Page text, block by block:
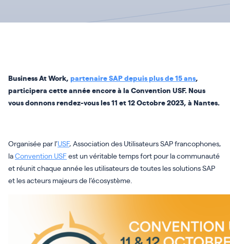
Business At Work, partenaire SAP depuis plus de 15 ans,
participera cette année encore à la Convention USF. Nous
vous donnons rendez-vous les 11 et 12 Octobre 2023, à Nantes.
Organisée par l’USF, Association des Utilisateurs SAP francophones,
laConvention USFest un véritable temps fort pour la communauté
et réunit chaque année les utilisateurs de toutes les solutions SAP
et les acteurs majeurs de l’écosystème.